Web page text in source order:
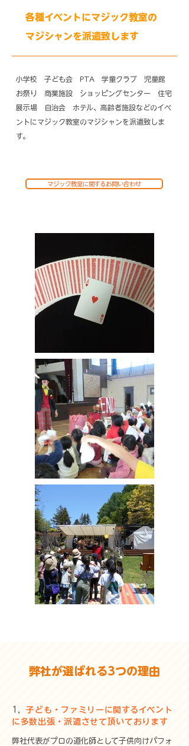
​各種イベントにマジック教室の
マジシャンを派遣致します
小学校 子ども会 PTA 学童クラブ 児童館
お祭り 商業施設 ショッピングセンター 住宅
展示場 自治会 ホテル、高齢者施設などのイベ
ントにマジック教室のマジシャンを派遣致しま
す。
マジック教室に関するお問い合わせ
弊社が選ばれる3つの理由
1，子ども・ファミリーに関するイベント
に多数出張・派遣させて頂いております
弊社代表がプロの道化師として子供向けパフォ